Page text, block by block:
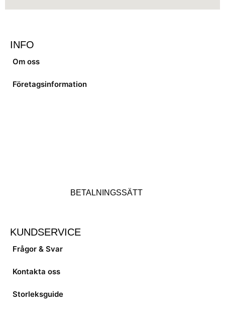
INFO
Om oss
Företagsinformation
BETALNINGSSÄTT
KUNDSERVICE
Frågor & Svar
Kontakta oss
Storleksguide